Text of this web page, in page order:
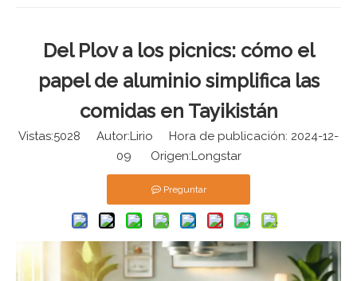
NOTICIAS
CONTÁCTENOS
Del Plov a los picnics: cómo el
papel de aluminio simplifica las
comidas en Tayikistán
Vistas:5028 Autor:Lirio Hora de publicación: 2024-12-
09 Origen:Longstar
Preguntar